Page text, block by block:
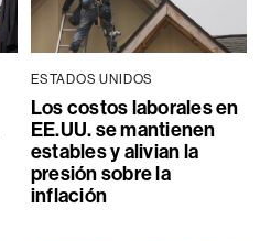
ESTADOS UNIDOS
Los costos laborales en
EE.UU. se mantienen
estables y alivian la
presión sobre la
inflación